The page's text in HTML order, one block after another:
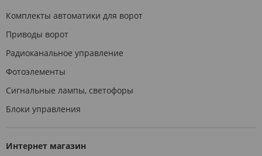
Комплекты автоматики для ворот
Приводы ворот
Радиоканальное управление
Фотоэлементы
Сигнальные лампы, светофоры
Блоки управления
Интернет магазин